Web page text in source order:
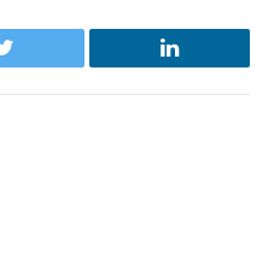
Twitter LinkedIn